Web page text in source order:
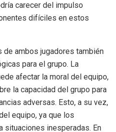
carecer del impulso
difíciles en estos
ambos jugadores también
para el grupo. La
afectar la moral del equipo,
la capacidad del grupo para
adversas. Esto, a su vez,
equipo, ya que los
situaciones inesperadas. En